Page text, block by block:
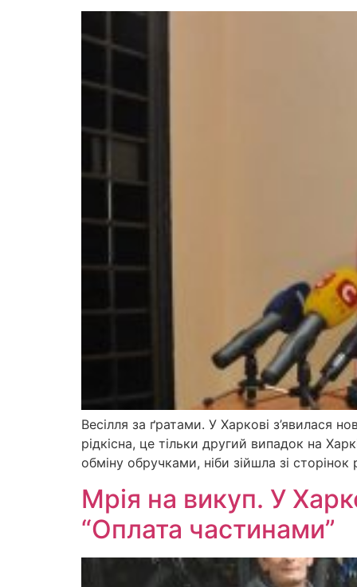
Весілля за ґратами. У Харкові з’явилася
рідкісна, це тільки другий випадок на
обміну обручками, ніби зійшла зі
Мрія на викуп. У
“Оплата частинами”